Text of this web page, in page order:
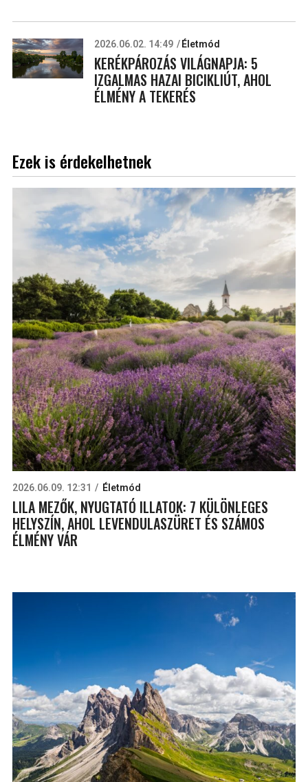
2026.06.02. 14:49 Életmód
KERÉKPÁROZÁS VILÁGNAPJA: 5
IZGALMAS HAZAI BICIKLIÚT, AHOL
ÉLMÉNY A TEKERÉS
Ezek is érdekelhetnek
2026.06.09. 12:31 Életmód
LILA MEZŐK, NYUGTATÓ ILLATOK: 7 KÜLÖNLEGES
HELYSZÍN, AHOL LEVENDULASZÜRET ÉS SZÁMOS
ÉLMÉNY VÁR